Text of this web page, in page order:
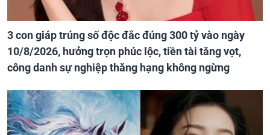
3 con giáp trúng số độc đắc đúng 300 tỷ vào ngày
10/8/2026, hưởng trọn phúc lộc, tiền tài tăng vọt,
công danh sự nghiệp thăng hạng không ngừng